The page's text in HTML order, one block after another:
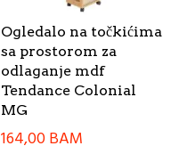
Ogledalo na točkićima
sa prostorom za
odlaganje mdf
Tendance Colonial
MG
164,00BAM